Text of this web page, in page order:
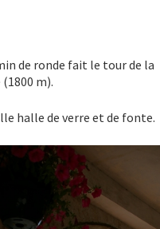
de ronde fait le tour de la
m).
halle de verre et de fonte.